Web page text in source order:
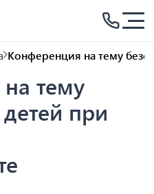
Конференция на тему
тему
при